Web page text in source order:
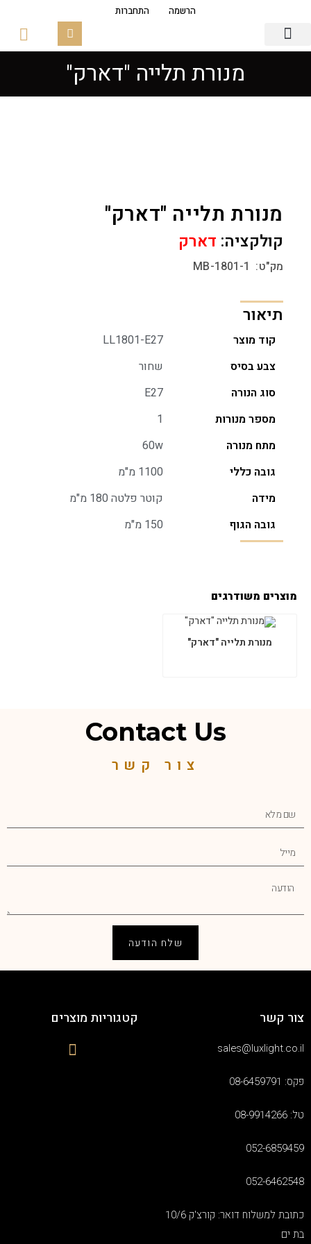
הרשמה התחברות
מנורת תלייה "דארק"
מנורת תלייה "דארק"
קולקציה: דארק
מק"ט: MB-1801-1
תיאור
קוד מוצר
LL1801-E27
צבע בסיס
שחור
סוג הנורה
E27
מספר מנורות
1
מתח מנורה
60w
גובה כללי
1100 מ"מ
מידה
קוטר פלטה 180 מ"מ
גובה הגוף
150 מ"מ
מוצרים משודרגים
מנורת תלייה "דארק"
Contact Us
צור קשר
שלח הודעה
צור קשר
sales@luxlight.co.il
פקס: 08-6459791
טל: 08-9914266
052-6859459
052-6462548
כתובת למשלוח דואר: קורצ'ק 10/6
בת ים
קטגוריות מוצרים